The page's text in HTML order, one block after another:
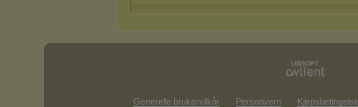
Generelle brukervilkår Personvern